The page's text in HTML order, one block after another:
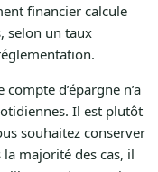
financier calcule
selon un taux
d’épargne n’a
Il est plutôt
souhaitez conserver
majorité des cas, il